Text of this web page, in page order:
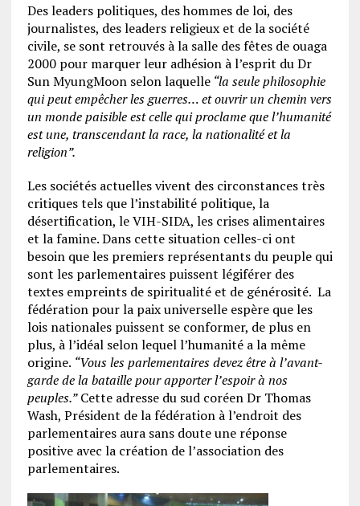
Des leaders politiques, des hommes de loi, des
journalistes, des leaders religieux et de la société
civile, se sont retrouvés à la salle des fêtes de ouaga
2000 pour marquer leur adhésion à l’esprit du Dr
Sun MyungMoon selon laquelle“la seule philosophie
qui peut empêcher les guerres… et ouvrir un chemin vers
un monde paisible est celle qui proclame que l’humanité
est une, transcendant la race, la nationalité et la
religion”.
Les sociétés actuelles vivent des circonstances très
critiques tels que l’instabilité politique, la
désertification, le VIH-SIDA, les crises alimentaires
et la famine. Dans cette situation celles-ci ont
besoin que les premiers représentants du peuple qui
sont les parlementaires puissent légiférer des
textes empreints de spiritualité et de générosité. La
fédération pour la paix universelle espère que les
lois nationales puissent se conformer, de plus en
plus, à l’idéal selon lequel l’humanité a la même
origine. “Vous les parlementaires devez être à l’avant-
garde de la bataille pour apporter l’espoir à nos
peuples.”Cette adresse du sud coréen Dr Thomas
Wash, Président de la fédération à l’endroit des
parlementaires aura sans doute une réponse
positive avec la création de l’association des
parlementaires.